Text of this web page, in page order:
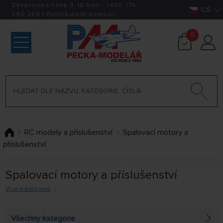
Zákaznická linka 9-18 hod.: +420 774
590 258 | Potřebujete pomoci? CS
0
RC modely a příslušenství
Spalovací motory a
příslušenství
Spalovací motory a příslušenství
Více o kategorii
tak model do pohybu. Podívejte se na naši nabídku
Všechny kategorie